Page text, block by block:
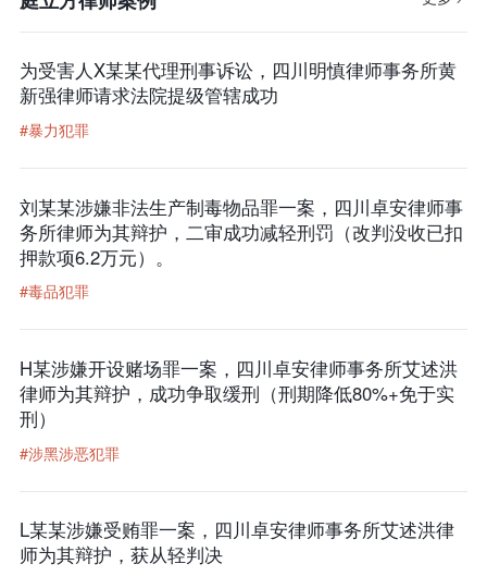
为受害人X某某代理刑事诉讼，四川明慎律师事务所黄
新强律师请求法院提级管辖成功
#暴力犯罪
刘某某涉嫌非法生产制毒物品罪一案，四川卓安律师事
务所律师为其辩护，二审成功减轻刑罚（改判没收已扣
押款项6.2万元）。
#毒品犯罪
H某涉嫌开设赌场罪一案，四川卓安律师事务所艾述洪
律师为其辩护，成功争取缓刑（刑期降低80%+免于实
刑）
#涉黑涉恶犯罪
L某某涉嫌受贿罪一案，四川卓安律师事务所艾述洪律
师为其辩护，获从轻判决